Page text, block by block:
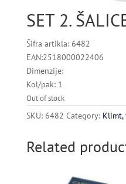
SET 2.
Šifra artikla: 6482
EAN:2518000022406
Dimenzije:
Kol/pak: 1
Out of stock
SKU: 6482 Category: Klimt,
Related